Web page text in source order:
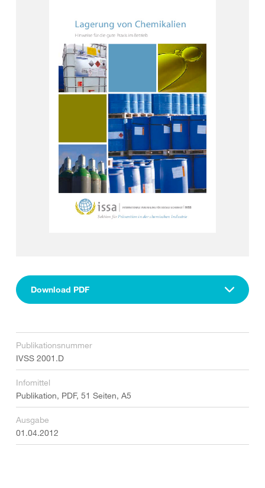
Download PDF
Publikationsnummer
IVSS 2001.D
Infomittel
Publikation, PDF, 51 Seiten, A5
Ausgabe
01.04.2012